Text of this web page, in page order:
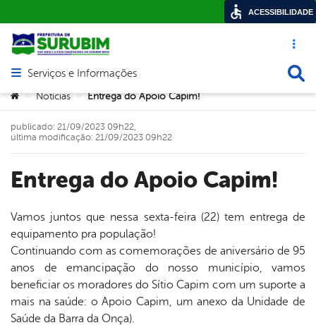
Acesso
Abrir menu principal de navegação
Serviços e Informações
Você está aqui:
> Notícias > Entrega do Apoio Capim!
Entrega do Apoio Capim!
publicado: 21/09/2023 09h22,
última modificação: 21/09/2023 09h22
Vamos juntos que nessa sexta-feira (22) tem entrega de
equipamento pra população!
Continuando com as comemorações de aniversário de 95
anos de emancipação do nosso município, vamos
beneficiar os moradores do Sítio Capim com um suporte a
mais na saúde: o Apoio Capim, um anexo da Unidade de
Saúde da Barra da Onça).
ACESSIBILIDADE